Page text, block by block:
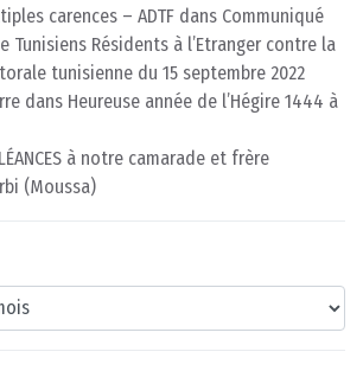
carences – ADTF dans Communiqué
Tunisiens Résidents à l’Etranger contre la
tunisienne du 15 septembre 2022
dans Heureuse année de l’Hégire 1444 à
à notre camarade et frère
(Moussa)